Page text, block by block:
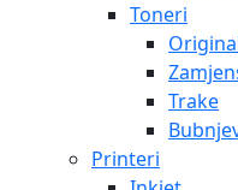
Toneri
Trake
Printeri